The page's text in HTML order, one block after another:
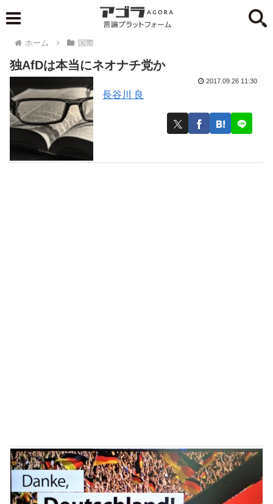
ホーム 国際
独AfDは本当にネオナチ党か
長谷川 良
2017.09.26 11:30